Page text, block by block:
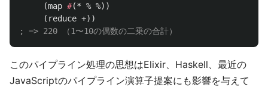
(map #(* % %))
( reduce +))
; => 220 （1〜10の偶数の二乗の合計）
このパイプライン処理の思想はElixir、Haskell、最近の
JavaScriptのパイプライン演算子提案にも影響を与えて